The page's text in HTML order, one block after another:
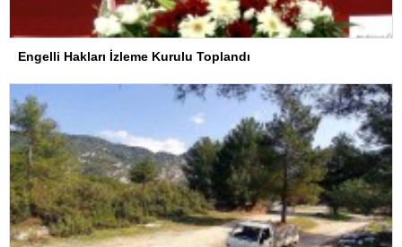
Engelli Hakları İzleme Kurulu Toplandı